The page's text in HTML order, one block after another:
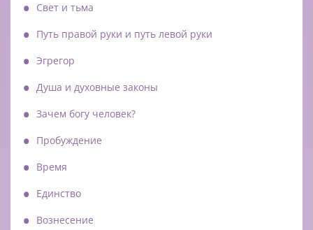
Свет и тьма
Путь правой руки и путь левой руки
Эгрегор
Душа и духовные законы
Зачем богу человек?
Пробуждение
Время
Единство
Вознесение